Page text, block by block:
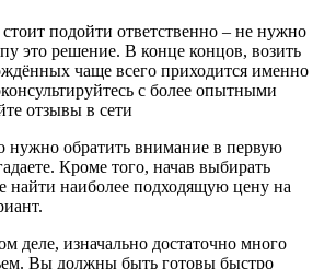
подойти ответственно – не нужно
это решение. В конце концов, возить
чаще всего приходится именно
с более опытными
отзывы в сети
нужно обратить внимание в первую
Кроме того, начав выбирать
найти наиболее подходящую цену на
деле, изначально достаточно много
Вы должны быть готовы быстро